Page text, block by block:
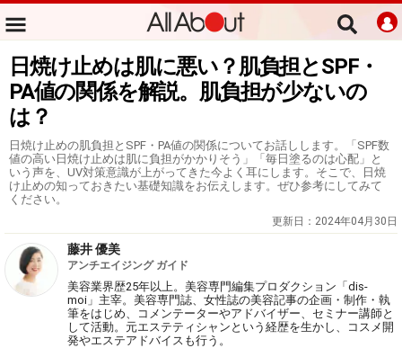
日焼け止めは肌に悪い？肌負担とSPF・
PA値の関係を解説。肌負担が少ないの
は？
日焼け止めの肌負担とSPF・PA値の関係についてお話しします。「SPF数
値の高い日焼け止めは肌に負担がかかりそう」「毎日塗るのは心配」と
いう声を、UV対策意識が上がってきた今よく耳にします。そこで、日焼
け止めの知っておきたい基礎知識をお伝えします。ぜひ参考にしてみて
ください。
更新日： 2024年04月30日
藤井 優美
アンチエイジング ガイド
美容業界歴25年以上。美容専門編集プロダクション「dis-
moi」主宰。美容専門誌、女性誌の美容記事の企画・制作・執
筆をはじめ、コメンテーターやアドバイザー、セミナー講師と
して活動。元エステティシャンという経歴を生かし、コスメ開
発やエステアドバイスも行う。